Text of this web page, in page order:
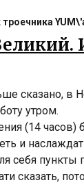
сказано, в
утром.
(14 часов)
и
себя пункты
сказать,